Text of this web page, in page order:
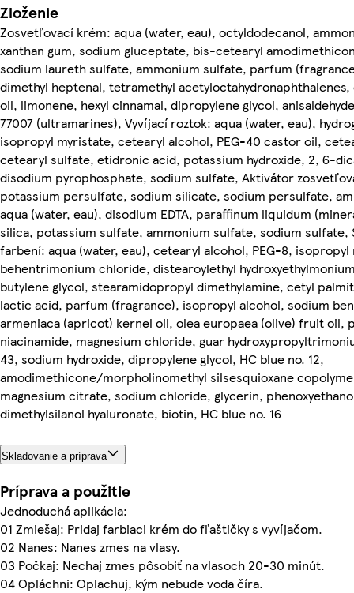
Zloženie
Zosvetľovací krém: aqua (water, eau), octyldodecanol,
xanthan gum, sodium gluceptate, bis-cetearyl
sodium laureth sulfate, ammonium sulfate, parfum
dimethyl heptenal, tetramethyl
oil, limonene, hexyl cinnamal, dipropylene glycol,
77007 (ultramarines), Vyvíjací roztok: aqua (water, eau),
isopropyl myristate, cetearyl alcohol, PEG-40 castor oil,
cetearyl sulfate, etidronic acid, potassium hydroxide, 2, 6-
disodium pyrophosphate, sodium sulfate, Aktivátor
potassium persulfate, sodium silicate, sodium persulfate,
aqua (water, eau), disodium EDTA, paraffinum liquidum
silica, potassium sulfate, ammonium sulfate, sodium sulfate,
farbení: aqua (water, eau), cetearyl alcohol, PEG-8,
behentrimonium chloride, distearoylethyl
butylene glycol, stearamidopropyl dimethylamine, cetyl
lactic acid, parfum (fragrance), isopropyl alcohol, sodium
armeniaca (apricot) kernel oil, olea europaea (olive) fruit oil,
niacinamide, magnesium chloride, guar
43, sodium hydroxide, dipropylene glycol, HC blue no. 12,
amodimethicone/morpholinomethyl silsesquioxane
magnesium citrate, sodium chloride, glycerin,
dimethylsilanol hyaluronate, biotin, HC blue no. 16
Skladovanie a príprava
Príprava a použitie
Jednoduchá aplikácia:
01 Zmiešaj: Pridaj farbiaci krém do fľaštičky s vyvíjačom.
02 Nanes: Nanes zmes na vlasy.
03 Počkaj: Nechaj zmes pôsobiť na vlasoch 20-30 minút.
04 Opláchni: Oplachuj, kým nebude voda číra.